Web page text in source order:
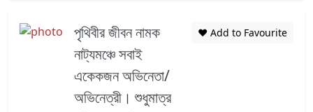
পৃথিবীর জীবন নামক
নাট্যমঞ্চে সবাই
একেকজন অভিনেতা/
অভিনেত্রী। শুধুমাত্র
❤️ Add to Favourite